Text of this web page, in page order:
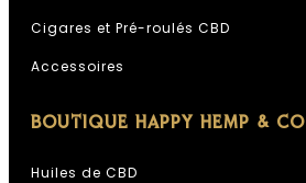
Cigares et Pré-roulés CBD
Accessoires
BOUTIQUE HAPPY HEMP & CO
Huiles de CBD